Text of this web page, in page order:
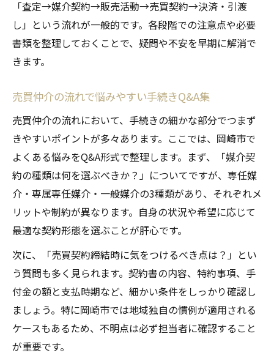
「査定→媒介契約→販売活動→売買契約→決済・引渡
し」という流れが一般的です。各段階での注意点や必要
書類を整理しておくことで、疑問や不安を早期に解消で
きます。
売買仲介の流れで悩みやすい手続きQ&A集
売買仲介の流れにおいて、手続きの細かな部分でつまず
きやすいポイントが多々あります。ここでは、岡崎市で
よくある悩みをQ&A形式で整理します。まず、「媒介契
約の種類は何を選ぶべきか？」についてですが、専任媒
介・専属専任媒介・一般媒介の3種類があり、それぞれメ
リットや制約が異なります。自身の状況や希望に応じて
最適な契約形態を選ぶことが肝心です。
次に、「売買契約締結時に気をつけるべき点は？」とい
う質問も多く見られます。契約書の内容、特約事項、手
付金の額と支払時期など、細かい条件をしっかり確認し
ましょう。特に岡崎市では地域独自の慣例が適用される
ケースもあるため、不明点は必ず担当者に確認すること
が重要です。